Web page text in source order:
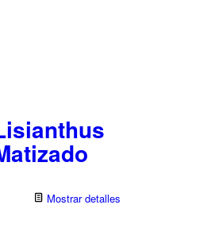
Mostrar detalles